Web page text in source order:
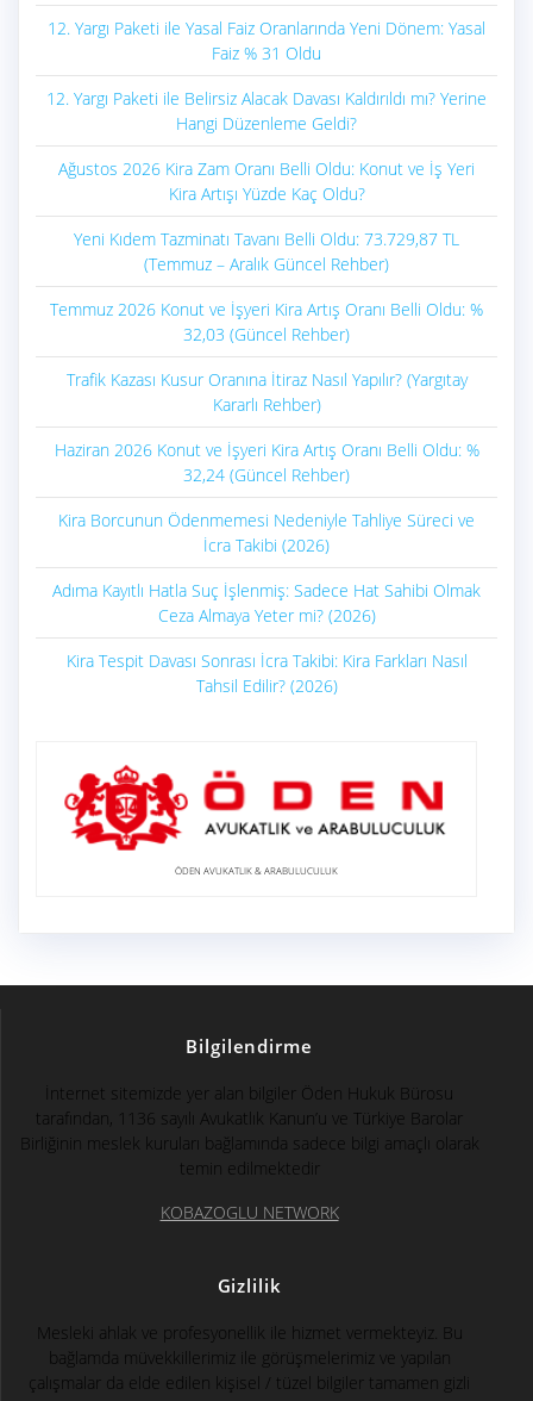
12. Yargı Paketi ile Yasal Faiz Oranlarında Yeni Dönem: Yasal
Faiz % 31 Oldu
12. Yargı Paketi ile Belirsiz Alacak Davası Kaldırıldı mı? Yerine
Hangi Düzenleme Geldi?
Ağustos 2026 Kira Zam Oranı Belli Oldu: Konut ve İş Yeri
Kira Artışı Yüzde Kaç Oldu?
Yeni Kıdem Tazminatı Tavanı Belli Oldu: 73.729,87 TL
(Temmuz – Aralık Güncel Rehber)
Temmuz 2026 Konut ve İşyeri Kira Artış Oranı Belli Oldu: %
32,03 (Güncel Rehber)
Trafik Kazası Kusur Oranına İtiraz Nasıl Yapılır? (Yargıtay
Kararlı Rehber)
Haziran 2026 Konut ve İşyeri Kira Artış Oranı Belli Oldu: %
32,24 (Güncel Rehber)
Kira Borcunun Ödenmemesi Nedeniyle Tahliye Süreci ve
İcra Takibi (2026)
Adıma Kayıtlı Hatla Suç İşlenmiş: Sadece Hat Sahibi Olmak
Ceza Almaya Yeter mi? (2026)
Kira Tespit Davası Sonrası İcra Takibi: Kira Farkları Nasıl
Tahsil Edilir? (2026)
ÖDEN AVUKATLIK & ARABULUCULUK
Bilgilendirme
İnternet sitemizde yer alan bilgiler Öden Hukuk Bürosu
tarafından, 1136 sayılı Avukatlık Kanun’u ve Türkiye Barolar
Birliğinin meslek kuruları bağlamında sadece bilgi amaçlı olarak
temin edilmektedir
KOBAZOGLU NETWORK
Gizlilik
Mesleki ahlak ve profesyonellik ile hizmet vermekteyiz. Bu
bağlamda müvekkillerimiz ile görüşmelerimiz ve yapılan
çalışmalar da elde edilen kişisel / tüzel bilgiler tamamen gizli